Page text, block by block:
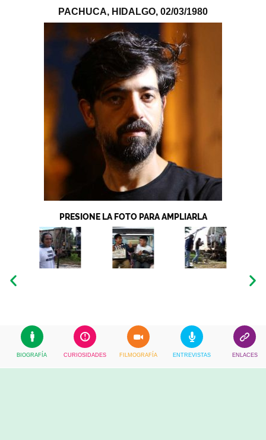
PACHUCA, HIDALGO, 02/03/1980
PRESIONE LA FOTO PARA AMPLIARLA
BIOGRAFÍA CURIOSIDADES FILMOGRAFÍA ENTREVISTAS ENLACES